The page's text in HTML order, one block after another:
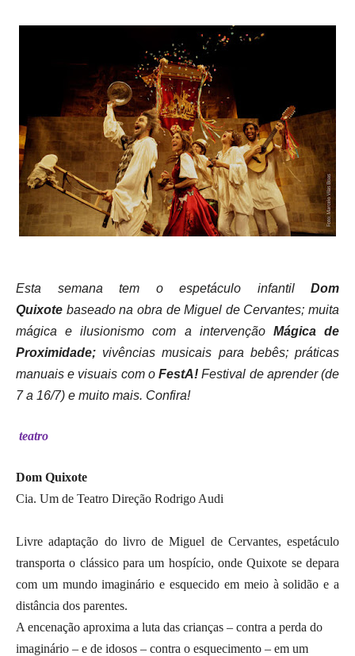
Esta semana tem o espetáculo infantil Dom
Quixote baseado na obra de Miguel de Cervantes; muita
mágica e ilusionismo com a intervenção Mágica de
Proximidade; vivências musicais para bebês; práticas
manuais e visuais com oFestA! Festival de aprender (de
7 a 16/7) e muito mais. Confira!
teatro
Dom Quixote
Cia. Um de Teatro Direção Rodrigo Audi
Livre adaptação do livro de Miguel de Cervantes, espetáculo
transporta o clássico para um hospício, onde Quixote se depara
com um mundo imaginário e esquecido em meio à solidão e a
distância dos parentes.
A encenação aproxima a luta das crianças – contra a perda do
imaginário – e de idosos – contra o esquecimento – em um